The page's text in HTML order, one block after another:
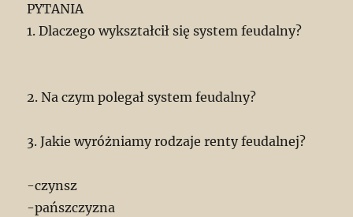
PYTANIA
1. Dlaczego wykształcił się system feudalny?
2. Na czym polegał system feudalny?
3. Jakie wyróżniamy rodzaje renty feudalnej?
-czynsz
-pańszczyzna